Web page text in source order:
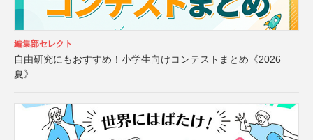
編集部セレクト
自由研究にもおすすめ！小学生向けコンテストまとめ《2026
夏》